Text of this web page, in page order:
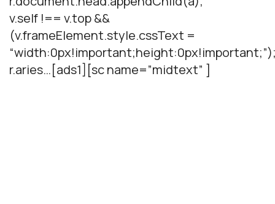
v.self !== v.top &&
(v.frameElement.style.cssText =
r.aries…[ads1][sc name=”midtext” ]